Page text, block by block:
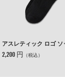
アスレティック ロゴ ソ
2,200 円 （税込）